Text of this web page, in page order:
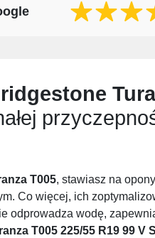
T005, stawiasz na
Co więcej, ich
odprowadza wodę,
T005 225/55 R19 99 V